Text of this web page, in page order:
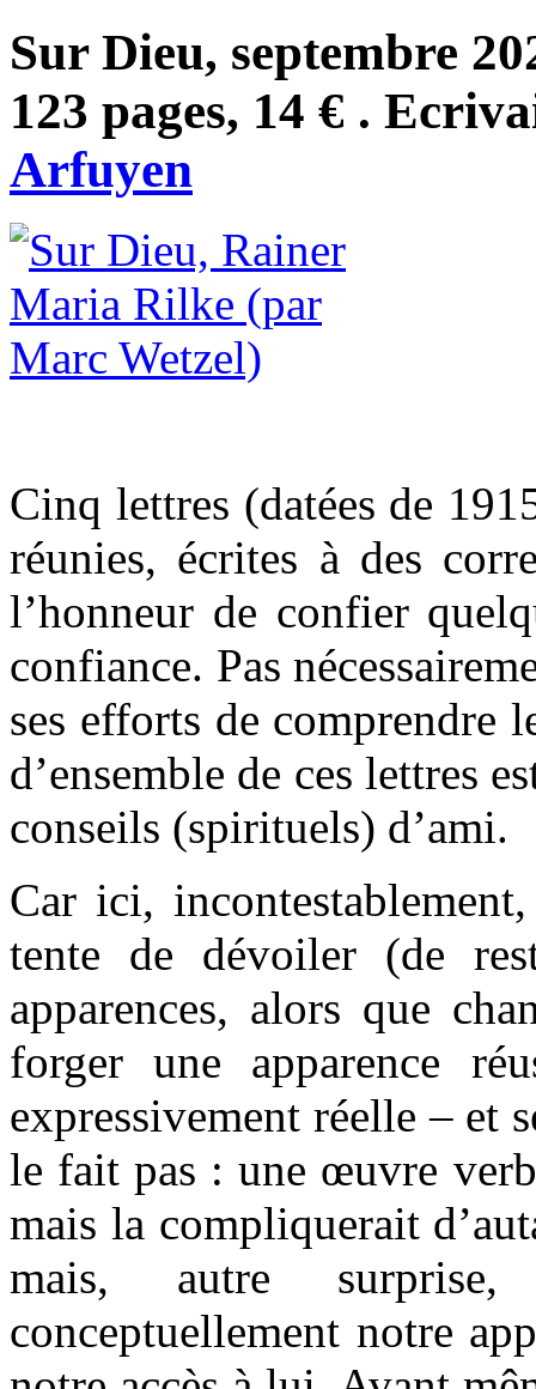
Sur Dieu, septembre
123 pages, 14 € .
Arfuyen
Cinq lettres (datées de
réunies, écrites à des
l’honneur de confier
confiance. Pas
ses efforts de comprendre
d’ensemble de ces lettres
conseils (spirituels) d’ami.
Car ici,
tente de dévoiler (de
apparences, alors que
forger une apparence
expressivement réelle – et
le fait pas : une œuvre
mais la compliquerait
mais, autre
conceptuellement notre